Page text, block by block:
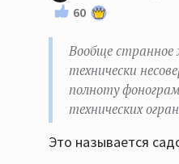
60
Вообще странное
технически
полноту
технических
Это называется